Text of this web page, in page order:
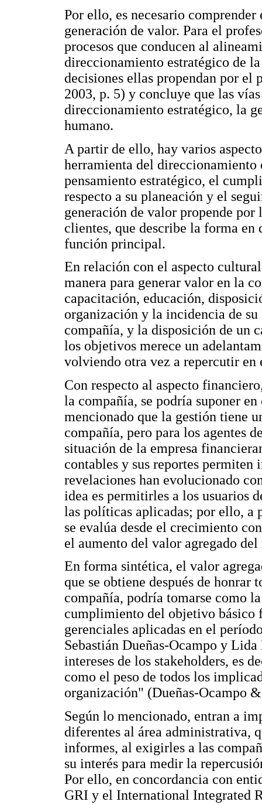
Por ello, es necesario
generación de valor. Para el
procesos que conducen al
direccionamiento estratégico de
decisiones ellas propendan por el
2003, p. 5) y concluye que las
direccionamiento estratégico, la
humano.
A partir de ello, hay varios
herramienta del direccionamiento
pensamiento estratégico, el
respecto a su planeación y el
generación de valor propende
clientes, que describe la forma en
función principal.
En relación con el aspecto
manera para generar valor en la
capacitación, educación,
organización y la incidencia de
compañía, y la disposición de un
los objetivos merece un
volviendo otra vez a repercutir en
Con respecto al aspecto
la compañía, se podría suponer
mencionado que la gestión tiene
compañía, pero para los agentes
situación de la empresa
contables y sus reportes
revelaciones han evolucionado
idea es permitirles a los usuarios
las políticas aplicadas; por ello, a
se evalúa desde el crecimiento
el aumento del valor agregado
En forma sintética, el valor
que se obtiene después de honrar
compañía, podría tomarse como
cumplimiento del objetivo básico
gerenciales aplicadas en el
Sebastián Dueñas-Ocampo y
intereses de los stakeholders, es
como el peso de todos los
organización" (Dueñas-Ocampo
Según lo mencionado, entran a
diferentes al área administrativa,
informes, al exigirles a las
su interés para medir la
Por ello, en concordancia con
GRI y el International Integrated